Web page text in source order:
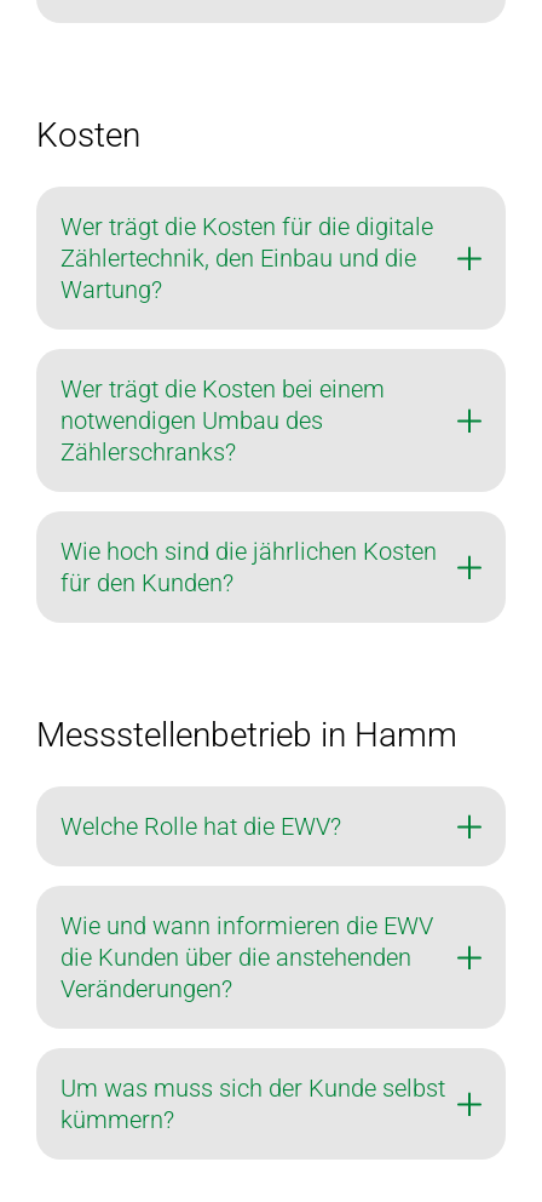
Kosten
Wer trägt die Kosten für die digitale
Zählertechnik, den Einbau und die
Wartung?
Wer trägt die Kosten bei einem
notwendigen Umbau des
Zählerschranks?
Wie hoch sind die jährlichen Kosten
für den Kunden?
Messstellenbetrieb in Hamm
Welche Rolle hat die EWV?
Wie und wann informieren die EWV
die Kunden über die anstehenden
Veränderungen?
Um was muss sich der Kunde selbst
kümmern?